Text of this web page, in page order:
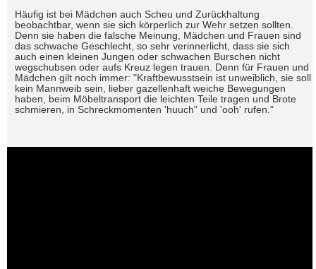
Häufig ist bei Mädchen auch Scheu und Zurückhaltung
beobachtbar, wenn sie sich körperlich zur Wehr setzen sollten.
Denn sie haben die falsche Meinung, Mädchen und Frauen sind
das schwache Geschlecht, so sehr verinnerlicht, dass sie sich
auch einen kleinen Jungen oder schwachen Burschen nicht
wegschubsen oder aufs Kreuz legen trauen. Denn für Frauen und
Mädchen gilt noch immer: "Kraftbewusstsein ist unweiblich, sie soll
kein Mannweib sein, lieber gazellenhaft weiche Bewegungen
haben, beim Möbeltransport die leichten Teile tragen und Brote
schmieren, in Schreckmomenten 'huuch" und 'ooh' rufen."